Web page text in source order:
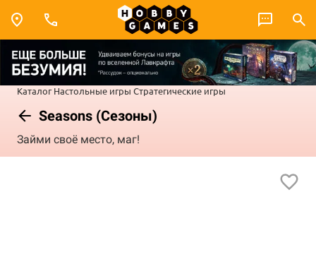
Каталог Настольные игры Стратегические игры
Seasons (Сезоны)
Займи своё место, маг!